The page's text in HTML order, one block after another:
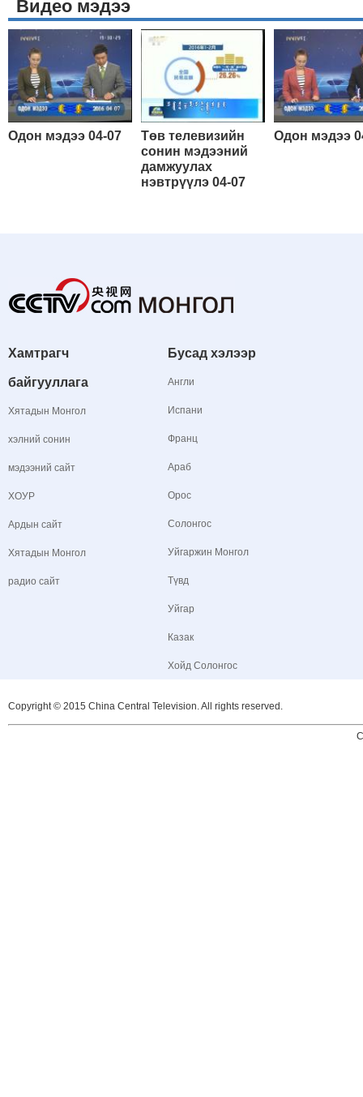
Видео мэдээ
Одон мэдээ 04-07
Төв телевизийн
сонин мэдээний
дамжуулах
нэвтрүүлэ 04-07
Одон мэдээ
Хамтрагч
байгууллага
Хятадын Монгол
хэлний сонин
мэдээний сайт
ХОУР
Ардын сайт
Хятадын Монгол
радио сайт
Бусад хэлээр
Англи
Испани
Франц
Араб
Орос
Солонгос
Уйгаржин Монгол
Түвд
Уйгар
Казак
Хойд Солонгос
Copyright © 2015 China Central Television. All rights reserved.